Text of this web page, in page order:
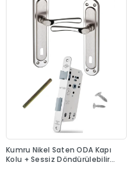
Kumru Nikel Saten ODA Kapı
Kolu + Sessiz Döndürülebilir